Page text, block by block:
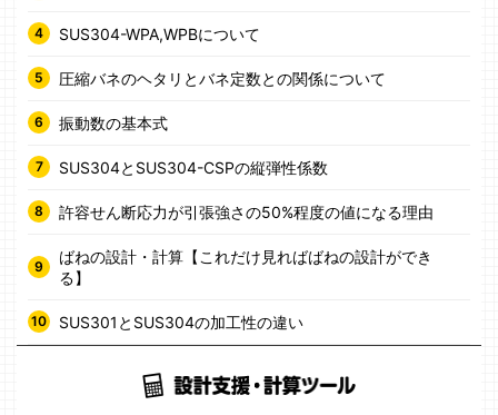
SUS304-WPA,WPBについて
圧縮バネのヘタリとバネ定数との関係について
振動数の基本式
SUS304とSUS304-CSPの縦弾性係数
許容せん断応力が引張強さの50%程度の値になる理由
ばねの設計・計算【これだけ見ればばねの設計ができ
る】
SUS301とSUS304の加工性の違い